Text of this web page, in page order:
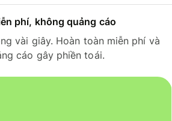
phí, không quảng cáo
vài giây. Hoàn toàn miễn phí và
cáo gây phiền toái.